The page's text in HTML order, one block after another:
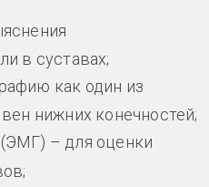
в суставах;
как один из
нижних конечностей;
– для оценки